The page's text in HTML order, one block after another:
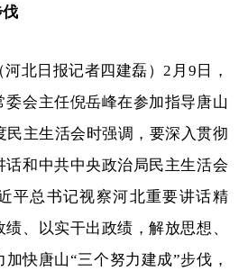
北日报记者四建磊）2月9日，
会主任倪岳峰在参加指导唐山
民主生活会时强调，要深入贯彻
话和中共中央政治局民主生活会
平总书记视察河北重要讲话精
、以实干出政绩，解放思想、
快唐山“三个努力建成”步伐，